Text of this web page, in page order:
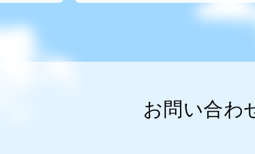
お問い合わ